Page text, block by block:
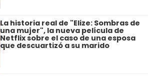
La historia real de "Elize: Sombras de
una mujer", la nueva película de
Netflix sobre el caso de una esposa
que descuartizó a su marido